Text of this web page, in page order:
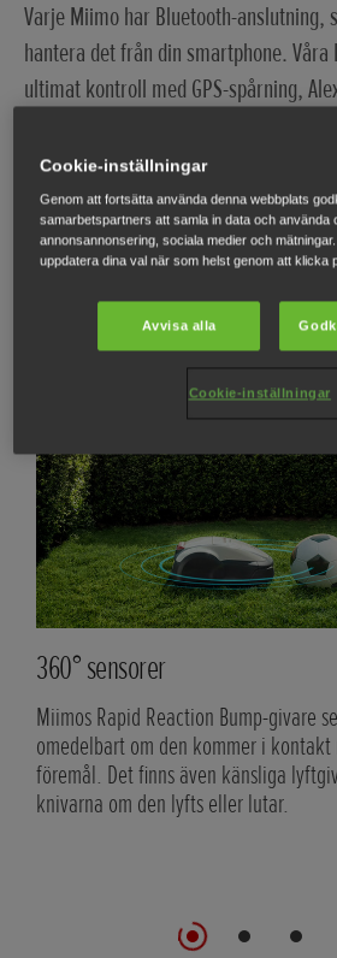
Varje Miimo har Bluetooth-anslutning,
hantera det från din smartphone.
ultimat kontroll med GPS-spårning,
Miimo-
Hur Miimo revolutionerar
ser till att den stannar
med ett husdjur eller
lyftgivare som stoppar
Miimo
stadig kurs
ojämn mark
Cookie-inställningar
Genom att fortsätta använda denna webbplats
samarbetspartners att samla in data och använda
annonsannonsering, sociala medier och
uppdatera dina val när som helst genom att klicka
Avvisa alla
Cookie-inställningar